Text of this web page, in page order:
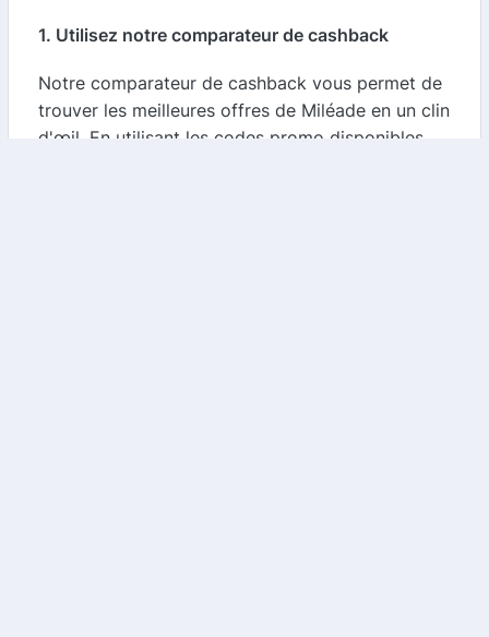
1. Utilisez notre comparateur de cashback
Notre comparateur de cashback vous permet de
trouver les meilleures offres de Miléade en un clin
d'œil. En utilisant les codes promo disponibles,